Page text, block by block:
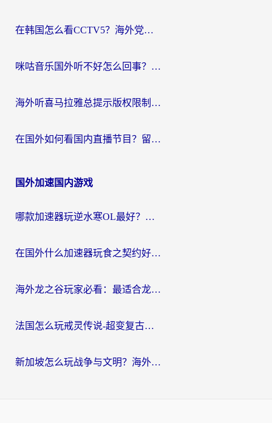
在韩国怎么看CCTV5？海外党体育赛事+中文解说观看终极指南
咪咕音乐国外听不好怎么回事？海外党听歌自由的终极解决方案来了
海外听喜马拉雅总提示版权限制？3步解决+2个音乐平台问题全攻略
在国外如何看国内直播节目？留学生亲测有效的追剧加速指南
国外加速国内游戏
哪款加速器玩逆水寒OL最好？海外党实测后的终极选择指南
在国外什么加速器玩食之契约好用？海外党亲测有效的国服游戏加速指南
海外龙之谷玩家必看：最适合龙之谷的加速器，解决延迟卡顿还能畅玩幻书启示录和梦幻西游？
法国怎么玩戒灵传说-超变复古传奇？海外玩家国服游戏加速终极指南
新加坡怎么玩战争与文明？海外党国服游戏加速器终极避坑指南